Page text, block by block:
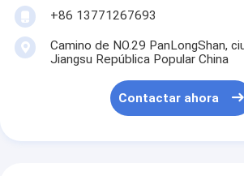
+86 13771267693
Camino de NO.29 PanLongShan,
Jiangsu República Popular China
Contactar ahora